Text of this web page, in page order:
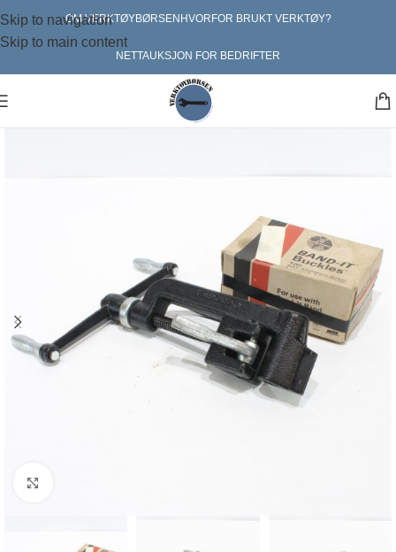
Skip to navigation
Skip to main content
OM VERKTØYBØRSEN HVORFOR BRUKT VERKTØY?
NETTAUKSJON FOR BEDRIFTER